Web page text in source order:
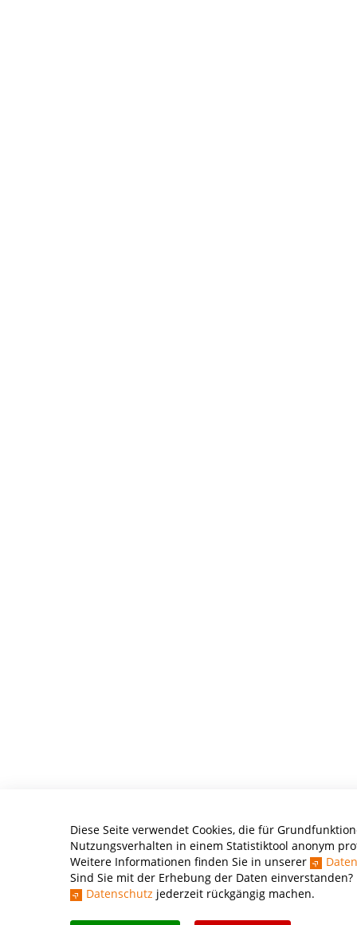
Diese Seite verwendet Cookies, die für
Nutzungsverhalten in einem Statistiktool anonym
Weitere Informationen finden Sie in unserer
Sind Sie mit der Erhebung der Daten
Datenschutz jederzeit rückgängig machen.